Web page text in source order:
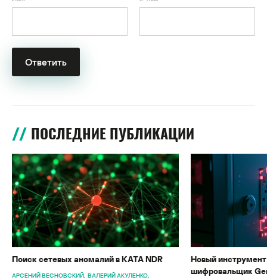
ПОСЛЕДНИЕ ПУБЛИКАЦИИ
Поиск сетевых аномалий в KATA NDR
АРСЕНИЙ ВЕСНОВСКИЙ ВАЛЕРИЙ АКУЛЕНКО
Новый
шифровальщик